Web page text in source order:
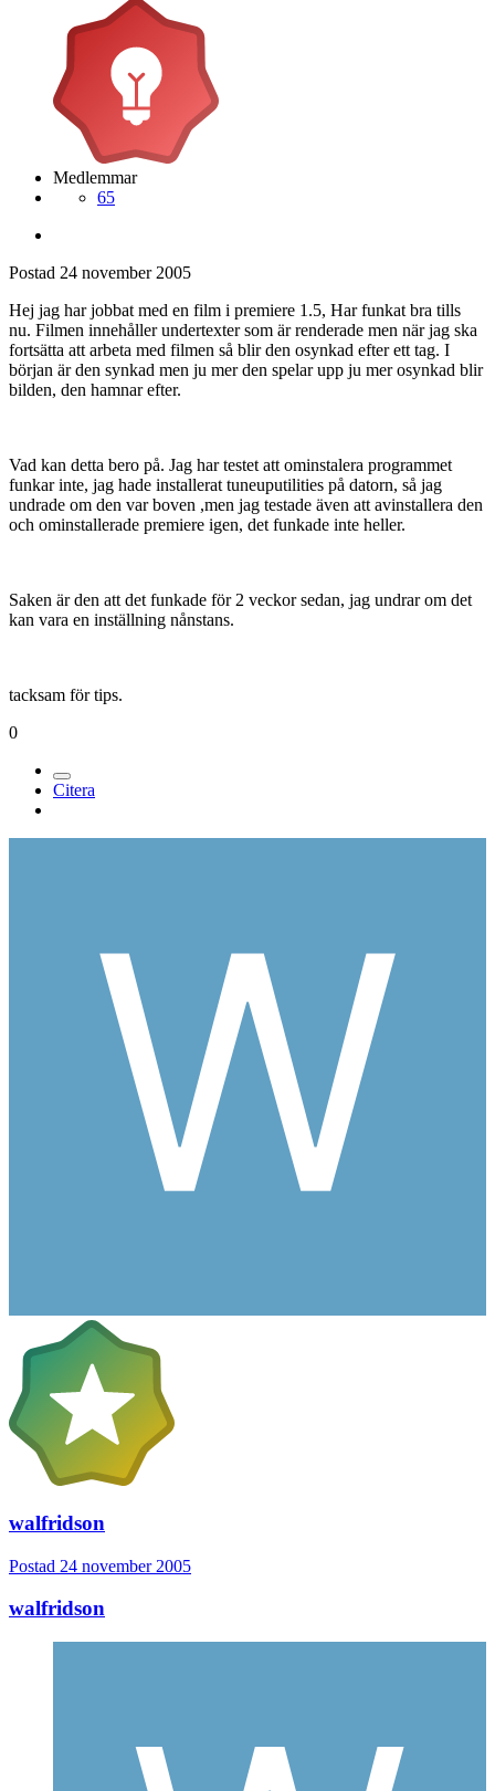
Medlemmar
65
Postad 24 november 2005
Hej jag har jobbat med en film i premiere 1.5, Har funkat bra tills
nu. Filmen innehåller undertexter som är renderade men när jag ska
fortsätta att arbeta med filmen så blir den osynkad efter ett tag. I
början är den synkad men ju mer den spelar upp ju mer osynkad blir
bilden, den hamnar efter.
Vad kan detta bero på. Jag har testet att ominstalera programmet
funkar inte, jag hade installerat tuneuputilities på datorn, så jag
undrade om den var boven ,men jag testade även att avinstallera den
och ominstallerade premiere igen, det funkade inte heller.
Saken är den att det funkade för 2 veckor sedan, jag undrar om det
kan vara en inställning nånstans.
tacksam för tips.
0
Citera
walfridson
Postad 24 november 2005
walfridson